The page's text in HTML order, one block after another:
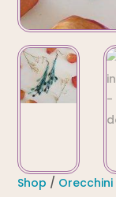
Shop / Orecchini